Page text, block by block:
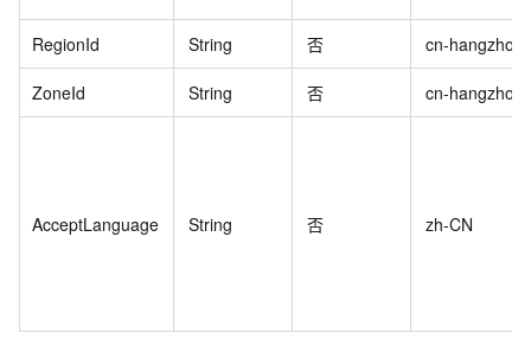
RegionId String 否 cn-hangzhou
ZoneId String 否 cn-
AcceptLanguage String 否 zh-CN